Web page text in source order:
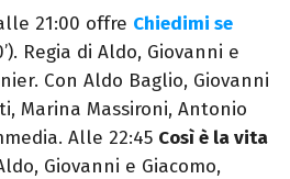
21:00 offre Chiedimi se
Regia di Aldo, Giovanni e
Con Aldo Baglio, Giovanni
Marina Massironi, Antonio
Alle 22:45 Così è la vita
Giovanni e Giacomo,